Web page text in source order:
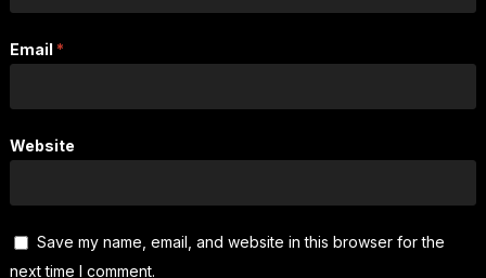
Email *
Website
Save my name, email, and website in this browser for the
next time I comment.